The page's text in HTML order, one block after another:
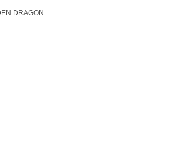
DRAGON